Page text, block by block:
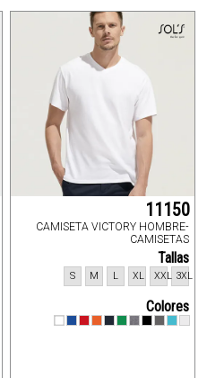
11150
CAMISETA VICTORY HOMBRE-
CAMISETAS
Tallas
3XL
XXL
XL
L
M
S
Colores